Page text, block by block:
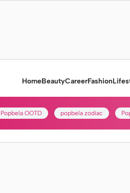
HomeBeautyCareerFashion
Popbela OOTD popbela zodiac